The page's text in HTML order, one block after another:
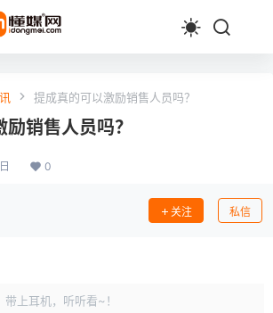
提成真的可以激励销售人员吗？
销售人员吗？
0
关注 私信
带上耳机，听听看~！